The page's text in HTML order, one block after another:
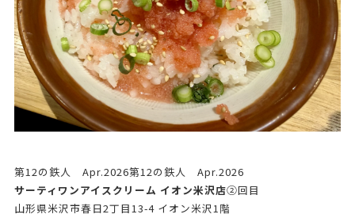
第12の鉄人 Apr.2026第12の鉄人 Apr.2026
サーティワンアイスクリーム イオン米沢店➁回目
山形県米沢市春日2丁目13-4 イオン米沢1階